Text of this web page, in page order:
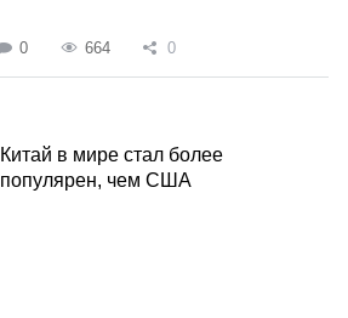
0 664 0
Китай в мире стал более
популярен, чем США